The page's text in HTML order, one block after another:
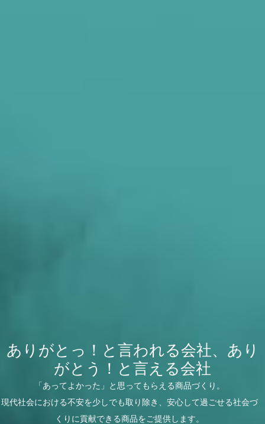
ありがとっ！と言われる会社、あり
がとう！と言える会社
「あってよかった」と思ってもらえる商品づくり。
現代社会における不安を少しでも取り除き、安心して過ごせる社会づ
くりに貢献できる商品をご提供します。